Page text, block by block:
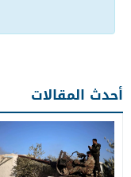
أحدث المقالات